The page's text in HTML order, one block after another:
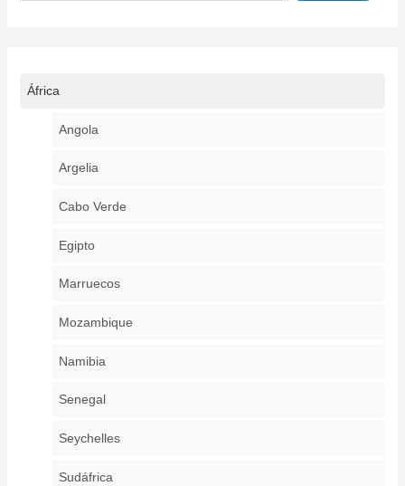
África
Angola
Argelia
Cabo Verde
Egipto
Marruecos
Mozambique
Namibia
Senegal
Seychelles
Sudáfrica